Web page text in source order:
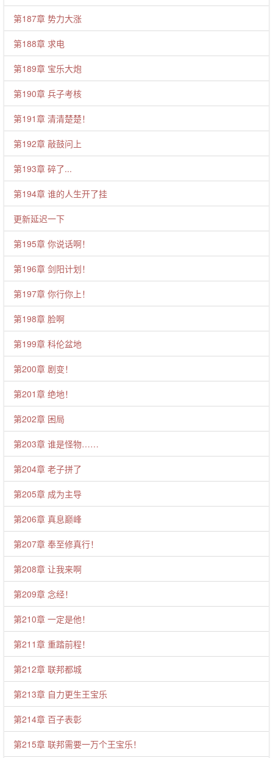
第187章 势力大涨
第188章 求电
第189章 宝乐大炮
第190章 兵子考核
第191章 清清楚楚！
第192章 敲鼓问上
第193章 碎了...
第194章 谁的人生开了挂
更新延迟一下
第195章 你说话啊！
第196章 剑阳计划！
第197章 你行你上！
第198章 脸啊
第199章 科伦盆地
第200章 剧变！
第201章 绝地！
第202章 困局
第203章 谁是怪物……
第204章 老子拼了
第205章 成为主导
第206章 真息巅峰
第207章 奉至修真行！
第208章 让我来啊
第209章 念经！
第210章 一定是他！
第211章 重踏前程！
第212章 联邦都城
第213章 自力更生王宝乐
第214章 百子表彰
第215章 联邦需要一万个王宝乐！